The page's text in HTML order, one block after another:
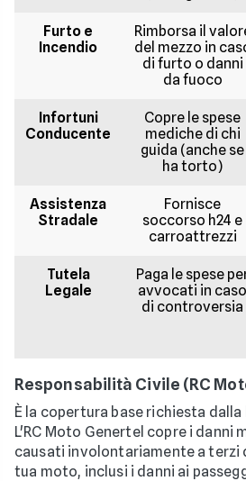
Furto e
Incendio
Rimborsa il
del mezzo in
di furto o danni
da fuoco
Infortuni
Conducente
Copre le spese
mediche di chi
guida (anche se
ha torto)
Assistenza
Stradale
Fornisce
soccorso h24 e
carroattrezzi
Tutela
Legale
Paga le spese
avvocati in caso
di controversia
Responsabilità Civile (RC
È la copertura base richiesta
L'RC Moto Genertel copre i danni
causati involontariamente a terzi
tua moto, inclusi i danni ai